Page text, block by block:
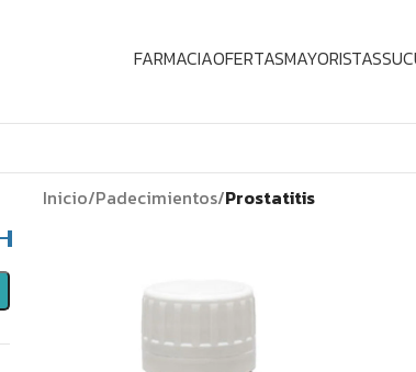
FARMACIAOFERTASMAYORISTAS
Inicio/Padecimientos/Prostatitis